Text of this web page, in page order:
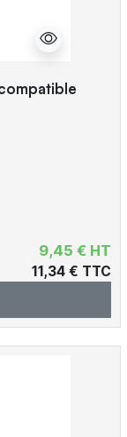
9,45 € HT
11,34 € TTC